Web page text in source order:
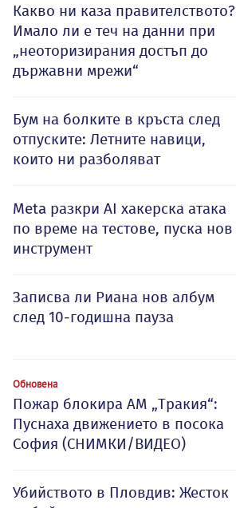
Какво ни каза правителството?
Имало ли е теч на данни при
„неоторизирания достъп до
държавни мрежи“
Бум на болките в кръста след
отпуските: Летните навици,
които ни разболяват
Meta разкри AI хакерска атака
по време на тестове, пуска нов
инструмент
Записва ли Риана нов албум
след 10-годишна пауза
Обновена
Пожар блокира АМ „Тракия“:
Пуснаха движението в посока
София (СНИМКИ/ВИДЕО)
Убийството в Пловдив: Жесток